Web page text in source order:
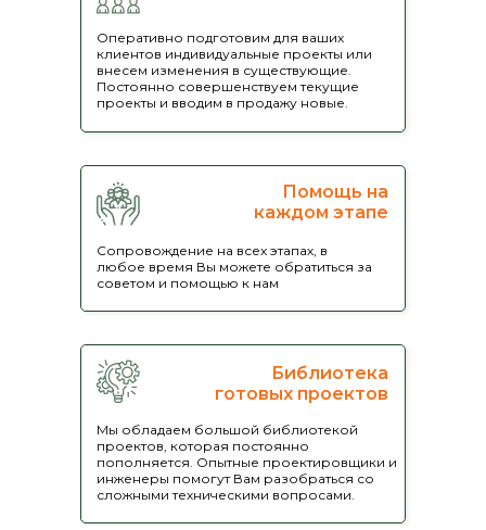
Оперативно подготовим для ваших
клиентов индивидуальные проекты или
внесем изменения в существующие.
Постоянно совершенствуем текущие
проекты и вводим в продажу новые.
Библиотека
готовых проектов
Мы обладаем большой библиотекой
проектов, которая постоянно
пополняется. Опытные проектировщики и
инженеры помогут Вам разобраться со
сложными техническими вопросами.
Помощь на
каждом этапе
Сопровождение на всех этапах, в
любое время Вы можете обратиться за
советом и помощью к нам
конфиденциальности
ОТПРАВИТЬ
проживания, беседки, заборы
Заказывают на большие чеки
и много дополнительных
опций